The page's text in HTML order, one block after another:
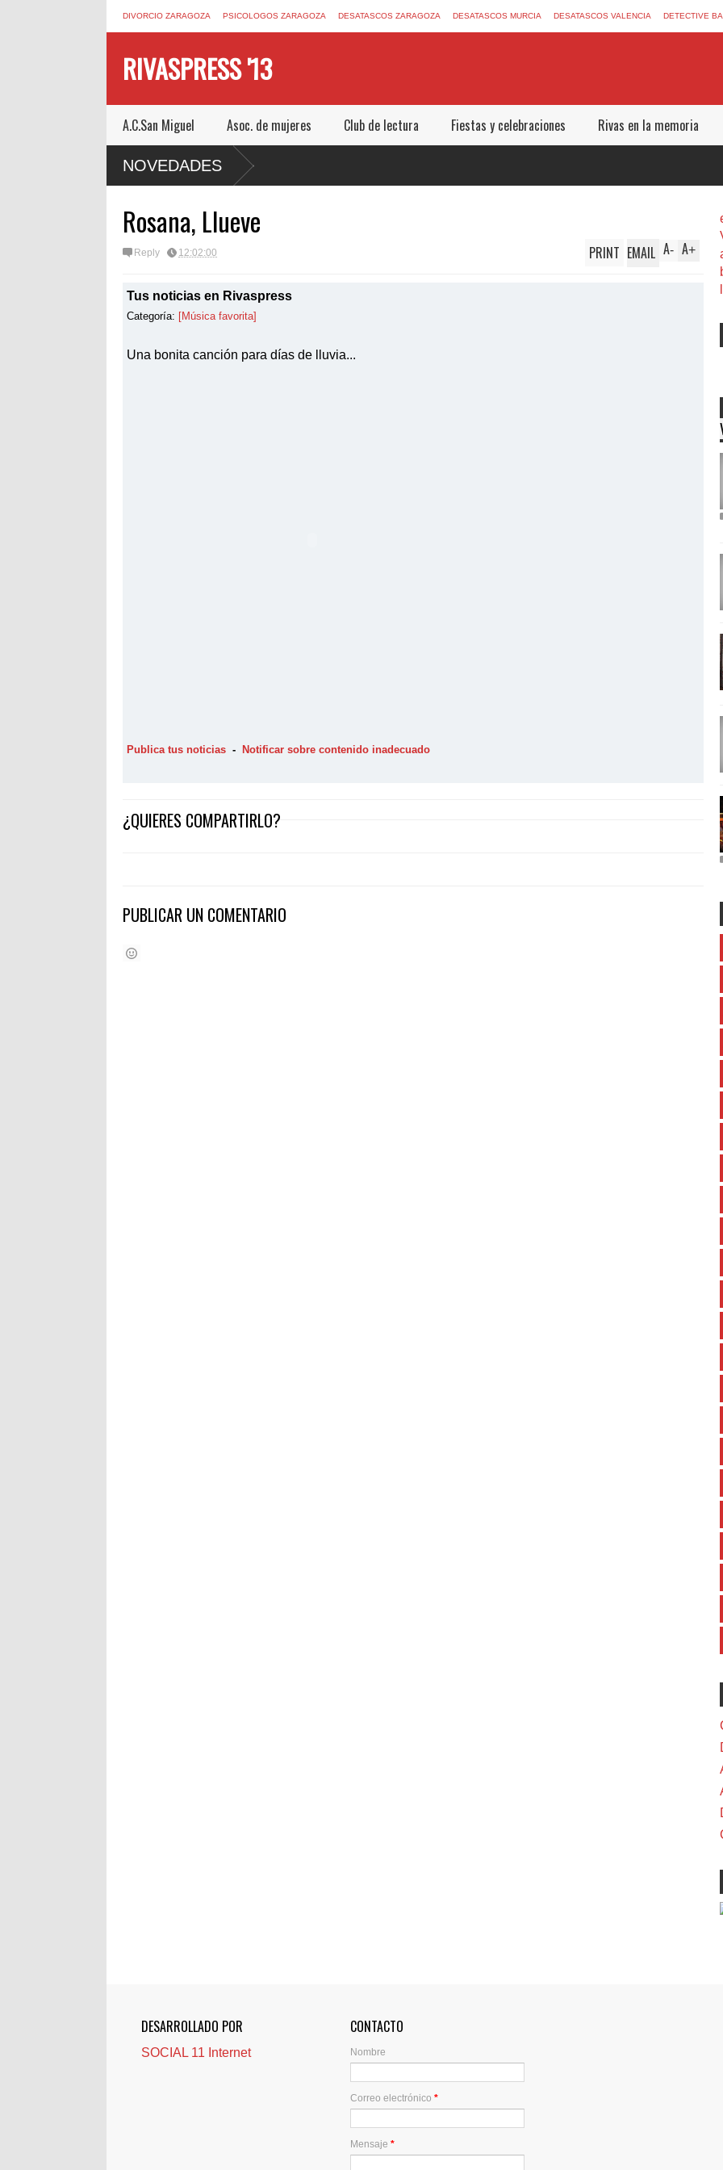
DIVORCIO ZARAGOZA PSICOLOGOS ZARAGOZA DESATASCOS ZARAGOZA DESATASCOS MURCIA DESATASCOS VALENCIA DETECTIVE
RIVASPRESS '13
A.C.San Miguel Asoc. de mujeres Club de lectura Fiestas y celebraciones Rivas en la memoria
NOVEDADES
UN ESCAPE ROOM DE MUCHO MIEDO EN
Rosana, Llueve
Reply 12:02:00 A+
A-
PRINT EMAIL
Tus noticias en Rivaspress
Categoría: [Música favorita]
Una bonita canción para días de lluvia...
Publica tus noticias - Notificar sobre contenido inadecuado
¿QUIERES COMPARTIRLO?
PUBLICAR UN COMENTARIO
DESARROLLADO POR
SOCIAL 11 Internet
CONTACTO
Nombre
Correo electrónico*
Mensaje*